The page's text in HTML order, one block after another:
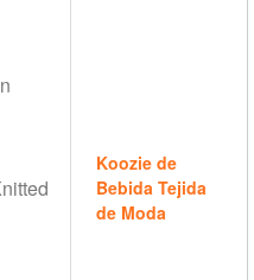
Koozie de
Bebida Tejida
de Moda